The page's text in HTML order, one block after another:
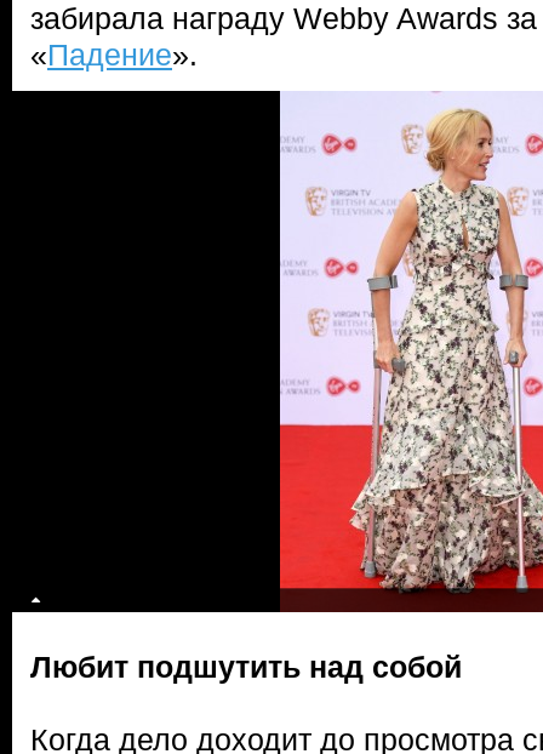
забирала награду Webby Awards
«Падение».
Любит подшутить над собой
Когда дело доходит до просмотра